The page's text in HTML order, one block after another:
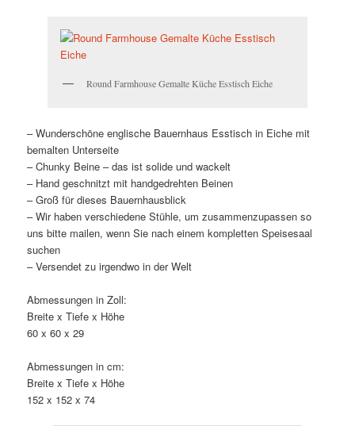
Round Farmhouse Gemalte Küche Esstisch Eiche
– Wunderschöne englische Bauernhaus Esstisch in Eiche mit
bemalten Unterseite
– Chunky Beine – das ist solide und wackelt
– Hand geschnitzt mit handgedrehten Beinen
– Groß für dieses Bauernhausblick
– Wir haben verschiedene Stühle, um zusammenzupassen so
uns bitte mailen, wenn Sie nach einem kompletten Speisesaal
suchen
– Versendet zu irgendwo in der Welt
Abmessungen in Zoll:
Breite x Tiefe x Höhe
60 x 60 x 29
Abmessungen in cm:
Breite x Tiefe x Höhe
152 x 152 x 74